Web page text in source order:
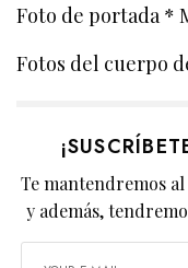
Foto de portada *
Fotos del cuerpo
Te mantendremos
y además,